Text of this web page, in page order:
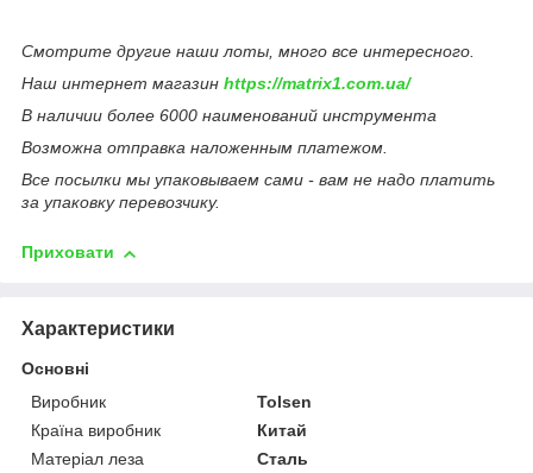
Смотрите другие наши лоты, много все интересного.
Наш интернет магазин https://matrix1.com.ua/
В наличии более 6000 наименований инструмента
Возможна отправка наложенным платежом.
Все посылки мы упаковываем сами - вам не надо платить
за упаковку перевозчику.
Приховати
Характеристики
Основні
Виробник
Tolsen
Країна виробник
Китай
Матеріал леза
Сталь